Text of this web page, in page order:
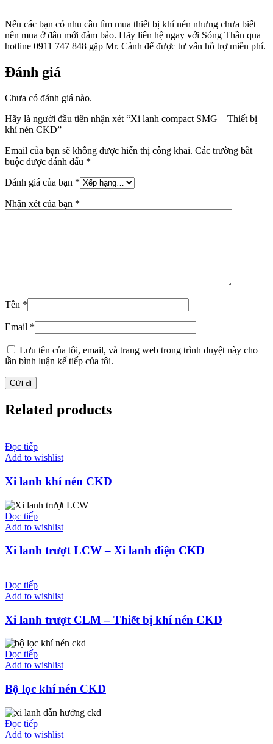
Nếu các bạn có nhu cầu tìm mua thiết bị khí nén nhưng chưa biết
nên mua ở đâu mới đảm bảo. Hãy liên hệ ngay với Sóng Thần qua
hotline 0911 747 848 gặp Mr. Cảnh để được tư vấn hỗ trợ miễn phí.
Đánh giá
Chưa có đánh giá nào.
Hãy là người đầu tiên nhận xét “Xi lanh compact SMG – Thiết bị
khí nén CKD”
Email của bạn sẽ không được hiển thị công khai. Các trường bắt
buộc được đánh dấu *
Đánh giá của bạn *
Nhận xét của bạn *
Tên *
Email *
Lưu tên của tôi, email, và trang web trong trình duyệt này cho
lần bình luận kế tiếp của tôi.
Related products
Đọc tiếp
Add to wishlist
Xi lanh khí nén CKD
Đọc tiếp
Add to wishlist
Xi lanh trượt LCW – Xi lanh điện CKD
Đọc tiếp
Add to wishlist
Xi lanh trượt CLM – Thiết bị khí nén CKD
Đọc tiếp
Add to wishlist
Bộ lọc khí nén CKD
Đọc tiếp
Add to wishlist